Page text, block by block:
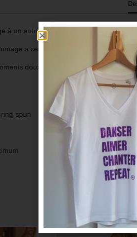
à un autre génie, Monsieur Alain
a celui qui a chanté : » t’es belle
doux….
spun